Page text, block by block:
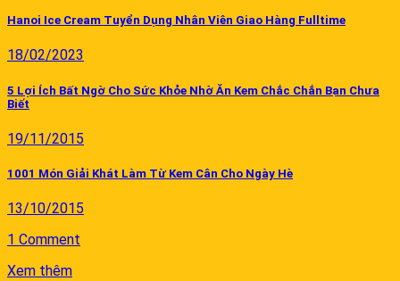
Hanoi Ice Cream Tuyển Dụng Nhân Viên Giao Hàng Fulltime
18/02/2023
5 Lợi Ích Bất Ngờ Cho Sức Khỏe Nhờ Ăn Kem Chắc Chắn Bạn Chưa
Biết
19/11/2015
1001 Món Giải Khát Làm Từ Kem Cân Cho Ngày Hè
13/10/2015
1 Comment
Xem thêm